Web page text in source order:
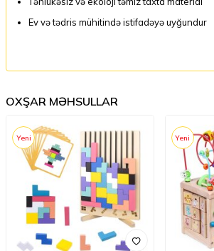
Ev və tədris mühitində istifadəyə uyğundur
OXŞAR MƏHSULLAR
Yeni Yeni